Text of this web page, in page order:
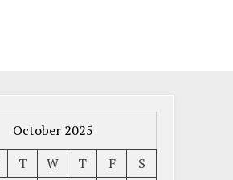
October 2025
T W T F
S